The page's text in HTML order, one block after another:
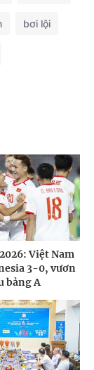
bơi lội
Việt Nam
3-0, vươn
bảng A